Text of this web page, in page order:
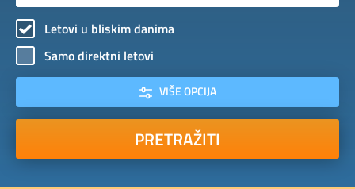
Letovi u bliskim danima
Samo direktni letovi
VIŠE OPCIJA
PRETRAŽITI